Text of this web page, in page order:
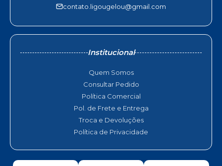
contato.ligougelou@gmail.com
Institucional
Quem Somos
Consultar Pedido
Política Comercial
Pol. de Frete e Entrega
Troca e Devoluções
Política de Privacidade